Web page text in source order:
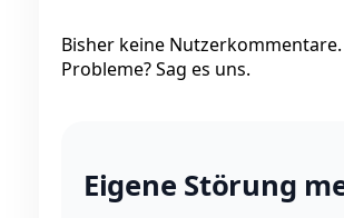
Bisher keine
Probleme? Sag es uns.
Eigene Störung